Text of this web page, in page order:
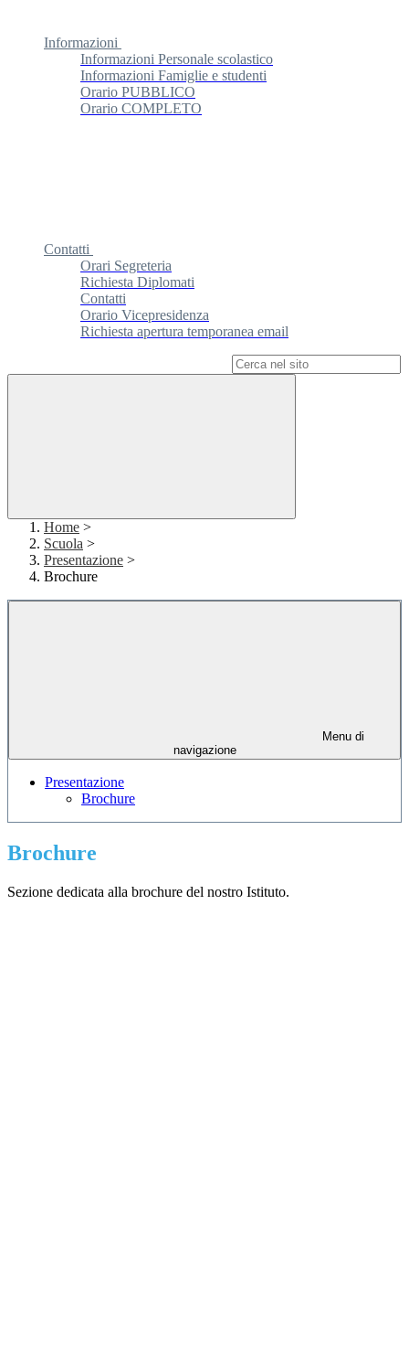
Informazioni
Informazioni Personale scolastico
Informazioni Famiglie e studenti
Orario PUBBLICO
Orario COMPLETO
Contatti
Orari Segreteria
Richiesta Diplomati
Contatti
Orario Vicepresidenza
Richiesta apertura temporanea email
Home >
Scuola >
Presentazione >
Brochure
Menu di
navigazione
Presentazione
Brochure
Brochure
Sezione dedicata alla brochure del nostro Istituto.